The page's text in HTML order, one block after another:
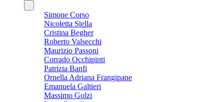
Simone Corso
Nicoletta Stella
Cristina Begher
Roberto Valsecchi
Maurizio Passoni
Corrado Occhipinti
Patrizia Banfi
Ornella Adriana Frangipane
Emanuela Galtieri
Massimo Golzi